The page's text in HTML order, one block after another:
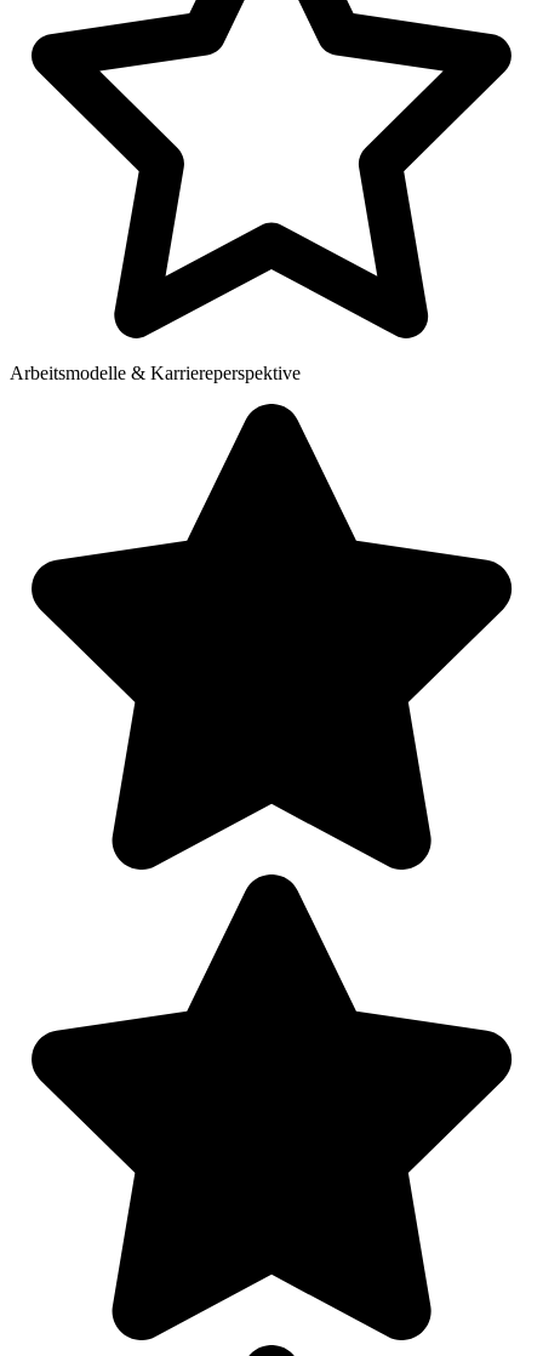
Arbeitsmodelle & Karriereperspektive